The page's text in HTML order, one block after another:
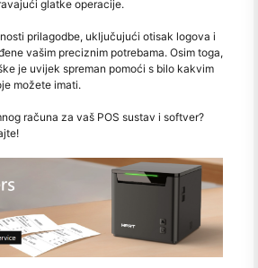
glatke operacije.
prilagodbe, uključujući otisak logova i
vašim preciznim potrebama. Osim toga,
je uvijek spreman pomoći s bilo kakvim
možete imati.
računa za vaš POS sustav i softver?